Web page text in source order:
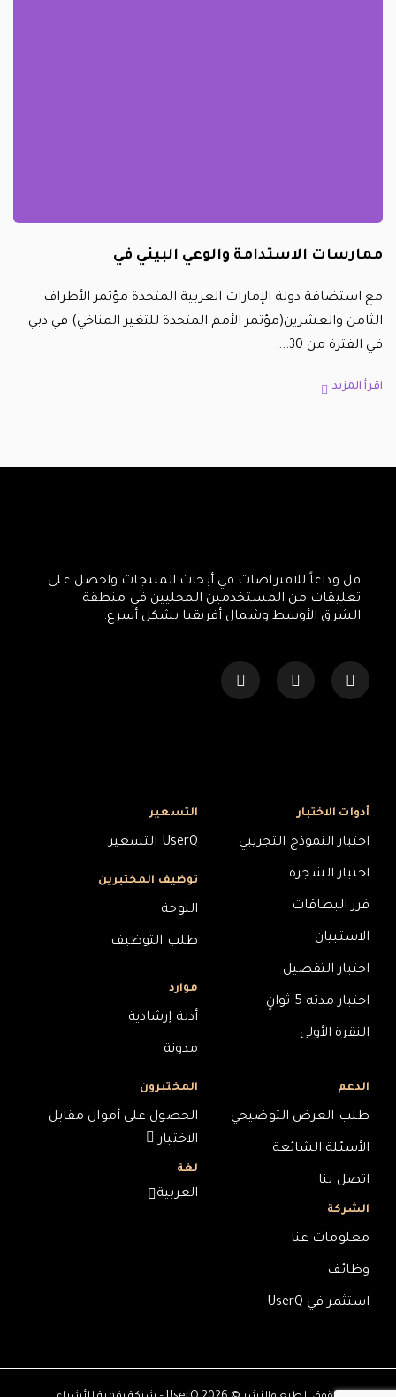
ممارسات الاستدامة والوعي البيئي في
مع استضافة دولة الإمارات العربية المتحدة مؤتمر الأطراف
الثامن والعشرين(مؤتمر الأمم المتحدة للتغير المناخي) في دبي
في الفترة من 30
اقرأ المزيد
قل وداعاً للافتراضات في أبحاث المنتجات واحصل على
تعليقات من المستخدمين المحليين في منطقة
الشرق الأوسط وشمال أفريقيا بشكل أسرع.
أدوات الاختبار
اختبار النموذج التجريبي
اختبار الشجرة
فرز البطاقات
الاستبيان
اختبار التفضيل
اختبار مدته 5 ثوانٍ
النقرة الأولى
التسعير
UserQ التسعير
توظيف المختبرين
اللوحة
طلب التوظيف
موارد
أدلة إرشادية
مدونة
الدعم
طلب العرض التوضيحي
الأسئلة الشائعة
اتصل بنا
الشركة
معلومات عنا
وظائف
استثمر في UserQ
المختبرون
الحصول على أموال مقابل
الاختبار
لغة
العربية